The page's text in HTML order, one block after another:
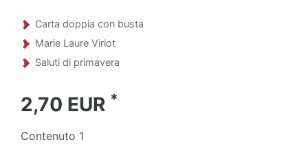
Carta doppia con busta
Marie Laure Viriot
Saluti di primavera
2,70 EUR *
Contenuto 1